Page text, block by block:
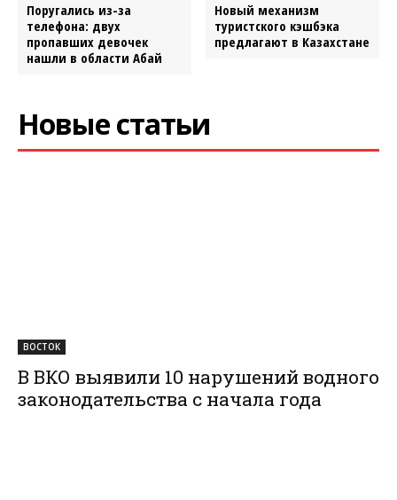
Поругались из-за
телефона: двух
пропавших девочек
нашли в области Абай
Новый механизм
туристского кэшбэка
предлагают в Казахстане
Новые статьи
ВОСТОК
В ВКО выявили 10 нарушений водного
законодательства с начала года